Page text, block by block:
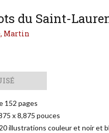
du Saint-
Martin
152 pages
x 8,875 pouces
illustrations couleur et noir et